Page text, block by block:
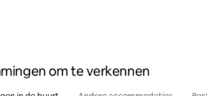
om te verkennen